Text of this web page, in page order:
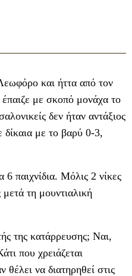
και ήττα από τον
με σκοπό μονάχα το
δεν ήταν αντάξιος
δίκαια με το βαρύ 0-3,
παιχνίδια. Μόλις 2 νίκες
τη μουντιαλική
της κατάρρευσης; Ναι,
που χρειάζεται
να διατηρηθεί στις